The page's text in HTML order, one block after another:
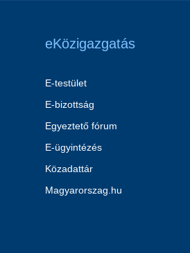
eKözigazgatás
E-testület
E-bizottság
Egyeztető fórum
E-ügyintézés
Közadattár
Magyarorszag.hu